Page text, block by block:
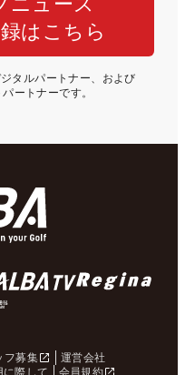
はこちら
タルパートナー、および
ートナーです。
フ募集
運営会社
に際して 会員規約